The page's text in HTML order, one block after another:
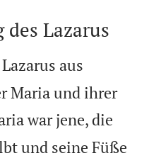
Lazarus
aus
Maria und ihrer
war jene, die
und seine Füße